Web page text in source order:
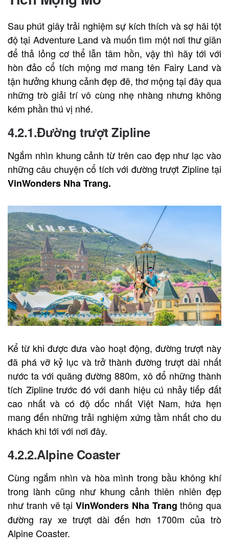
Sau phút giây trải nghiệm sự kích thích và sợ hãi tột
độ tại Adventure Land và muốn tìm một nơi thư giãn
để thả lỏng cơ thể lẫn tâm hồn, vậy thì hãy tới với
hòn đảo cổ tích mộng mơ mang tên Fairy Land và
tận hưởng khung cảnh đẹp đẽ, thơ mộng tại đây qua
những trò giải trí vô cùng nhẹ nhàng nhưng không
kém phần thú vị nhé.
4.2.1.Đường trượt Zipline
Ngắm nhìn khung cảnh từ trên cao đẹp như lạc vào
những câu chuyện cổ tích với đường trượt Zipline tại
VinWonders Nha Trang.
Kể từ khi được đưa vào hoạt động, đường trượt này
đã phá vỡ kỷ lục và trở thành đường trượt dài nhất
nước ta với quãng đường 880m, xô đổ những thành
tích Zipline trước đó với danh hiệu cú nhảy tiếp đất
cao nhất và có độ dốc nhất Việt Nam, hứa hẹn
mang đến những trải nghiệm xứng tầm nhất cho du
khách khi tới với nơi đây.
4.2.2.Alpine Coaster
Cùng ngắm nhìn và hòa mình trong bầu không khí
trong lành cũng như khung cảnh thiên nhiên đẹp
như tranh vẽ tại VinWonders Nha Trang thông qua
đường ray xe trượt dài đến hơn 1700m của trò
Alpine Coaster.